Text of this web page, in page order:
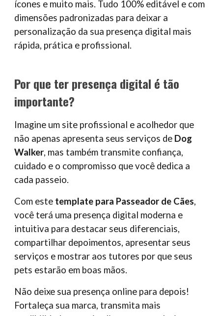
ícones e muito mais. Tudo 100% editável e com
dimensões padronizadas para deixar a
personalização da sua presença digital mais
rápida, prática e profissional.
Por que ter presença digital é tão
importante?
Imagine um site profissional e acolhedor que
não apenas apresenta seus serviços de Dog
Walker, mas também transmite confiança,
cuidado e o compromisso que você dedica a
cada passeio.
Com este template para Passeador de Cães,
você terá uma presença digital moderna e
intuitiva para destacar seus diferenciais,
compartilhar depoimentos, apresentar seus
serviços e mostrar aos tutores por que seus
pets estarão em boas mãos.
Não deixe sua presença online para depois!
Fortaleça sua marca, transmita mais